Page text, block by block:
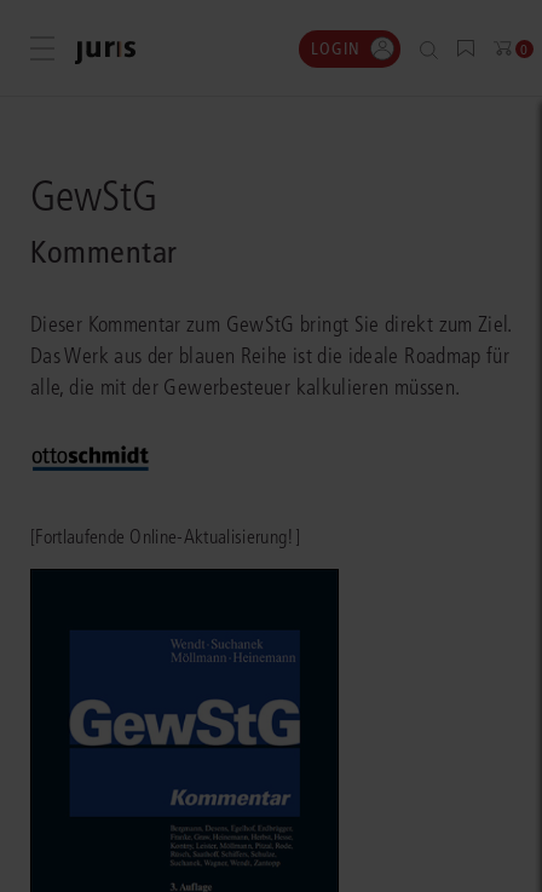
Menü öffnen LOGIN 0
GewStG
Kommentar
Dieser Kommentar zum GewStG bringt Sie direkt zum Ziel.
Das Werk aus der blauen Reihe ist die ideale Roadmap für
alle, die mit der Gewerbesteuer kalkulieren müssen.
[Fortlaufende Online-Aktualisierung!]